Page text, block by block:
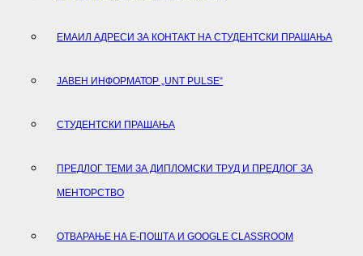
ЕМАИЛ АДРЕСИ ЗА КОНТАКТ НА СТУДЕНТСКИ ПРАШАЊА
ЈАВЕН ИНФОРМАТОР „UNT PULSE“
СТУДЕНТСКИ ПРАШАЊА
ПРЕДЛОГ ТЕМИ ЗА ДИПЛОМСКИ ТРУД И ПРЕДЛОГ ЗА
МЕНТОРСТВО
ОТВАРАЊЕ НА Е-ПОШТА И GOOGLE CLASSROOM